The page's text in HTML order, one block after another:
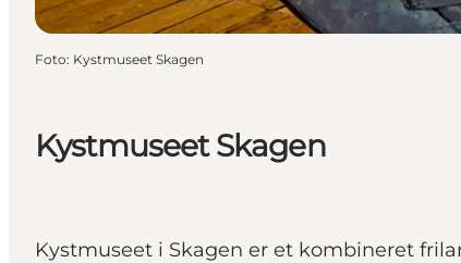
Kystmuseet Skagen
Kystmuseet i Skagen er et kombineret
Foto: Kystmuseet Skagen